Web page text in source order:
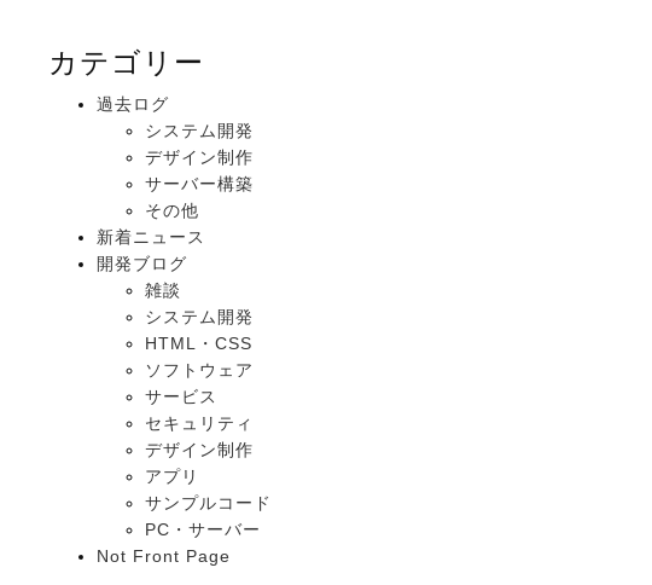
カテゴリー
過去ログ
システム開発
デザイン制作
サーバー構築
その他
新着ニュース
開発ブログ
雑談
システム開発
HTML・CSS
ソフトウェア
サービス
セキュリティ
デザイン制作
アプリ
サンプルコード
PC・サーバー
Not Front Page